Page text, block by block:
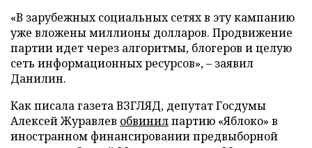
«В зарубежных социальных сетях в эту кампанию
уже вложены миллионы долларов. Продвижение
партии идет через алгоритмы, блогеров и целую
сеть информационных ресурсов», – заявил
Данилин.
Как писала газета ВЗГЛЯД, депутат Госдумы
Алексей Журавлев обвинилпартию «Яблоко» в
иностранном финансировании предвыборной